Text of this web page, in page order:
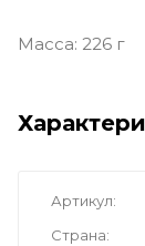
Масса: 226 г
Артикул
Страна